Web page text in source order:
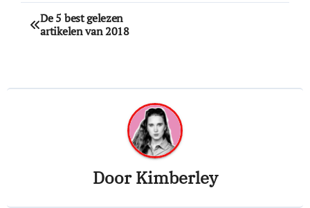
Bericht
navigatie
De 5 best gelezen
artikelen van 2018
DoorKimberley